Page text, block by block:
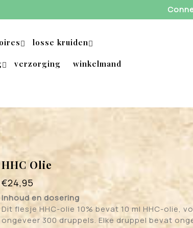
losse kruiden
verzorging winkelmand
HHC Olie
€24,95
Inhoud en dosering
Dit flesje HHC-olie 10% bevat 10 ml HHC-olie,
ongeveer 300 druppels. Elke druppel bevat